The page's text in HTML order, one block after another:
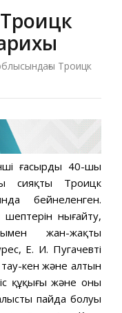
Троицк
ғасырдың 40-шы
сияқты Троицк
бейнеленген.
шептерін нығайту,
жан-жақты
Е. И. Пугачевтің
кен және алтын
құқығы және оның
пайда болуы